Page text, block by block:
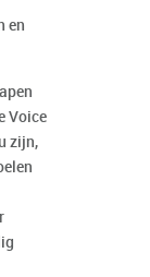
en
Voice
zijn,